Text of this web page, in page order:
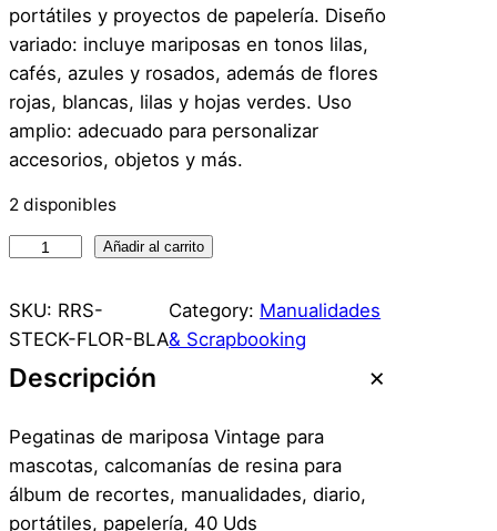
portátiles y proyectos de papelería. Diseño
variado: incluye mariposas en tonos lilas,
cafés, azules y rosados, además de flores
rojas, blancas, lilas y hojas verdes. Uso
amplio: adecuado para personalizar
accesorios, objetos y más.
2 disponibles
S
t
i
c
e
r
S
Añadir al carrito
SKU: RRS-
STECK-FLOR-BLA
Category: Manualidades
& Scrapbooking
Descripción
Pegatinas de mariposa Vintage para
mascotas, calcomanías de resina para
álbum de recortes, manualidades, diario,
portátiles, papelería, 40 Uds